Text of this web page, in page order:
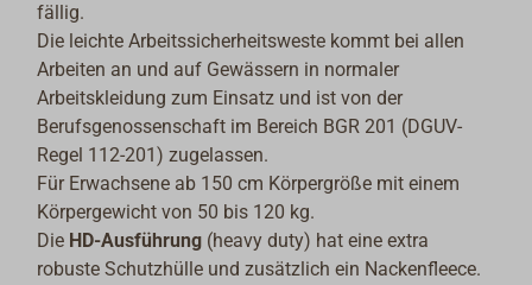
fällig.
Die leichte Arbeitssicherheitsweste kommt bei allen
Arbeiten an und auf Gewässern in normaler
Arbeitskleidung zum Einsatz und ist von der
Berufsgenossenschaft im Bereich BGR 201 (DGUV-
Regel 112-201) zugelassen.
Für Erwachsene ab 150 cm Körpergröße mit einem
Körpergewicht von 50 bis 120 kg.
Die HD-Ausführung (heavy duty) hat eine extra
robuste Schutzhülle und zusätzlich ein Nackenfleece.